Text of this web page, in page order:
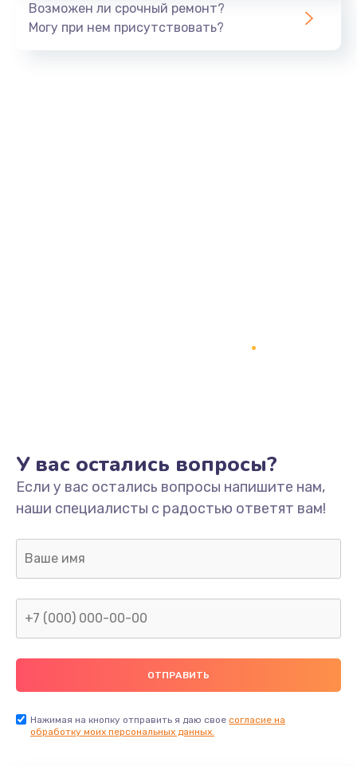
820 руб.
Ремонт кнопки
550 руб.
Заказать
370 руб.
Заказать
Замена датчиков
580 руб.
Заказать
Комплексная чистка
Возможен ли срочный ремонт?
Могу при нем присутствовать?
У вас остались вопросы?
Если у вас остались вопросы напишите нам,
наши специалисты с радостью ответят вам!
Нажимая на кнопку отправить я даю свое согласие на
обработку моих персональных данных.